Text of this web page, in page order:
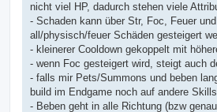
nicht viel HP, dadurch stehen viele
- Schaden kann über Str, Foc, Feuer
all/physisch/feuer Schäden gesteigert
- kleinerer Cooldown gekoppelt mit
- wenn Foc gesteigert wird, steigt auch
- falls mir Pets/Summons und beben
build im Endgame noch auf andere
- Beben geht in alle Richtung (bzw